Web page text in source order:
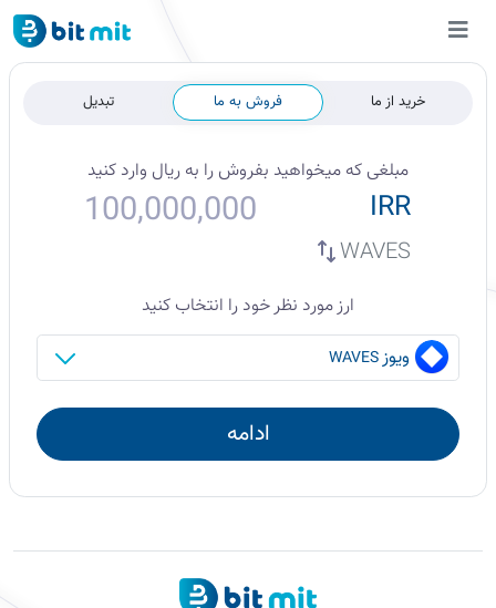
خرید از ما فروش به ما تبدیل
مبلغی که میخواهید بفروش را به ریال وارد کنید
IRR
WAVES
ارز مورد نظر خود را انتخاب کنید
ویوزWAVES
ادامه